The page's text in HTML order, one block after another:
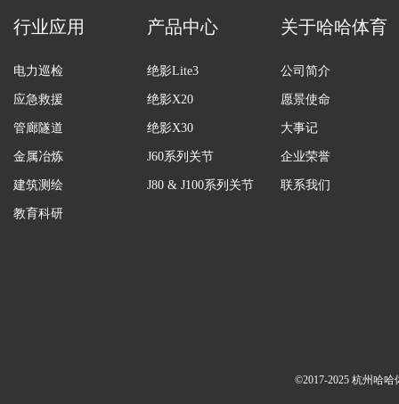
行业应用
电力巡检
应急救援
管廊隧道
金属冶炼
建筑测绘
教育科研
产品中心
绝影Lite3
绝影X20
绝影X30
J60系列关节
J80 & J100系列关节
关于哈哈体育
公司简介
愿景使命
大事记
企业荣誉
联系我们
©2017-2025 杭州哈